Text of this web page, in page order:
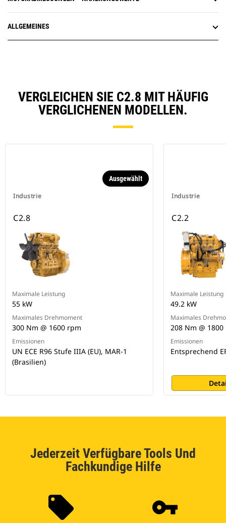
ALLGEMEINES
VERGLEICHEN SIE C2.8 MIT HÄUFIG
VERGLICHENEN MODELLEN.
Industrie
Ausgewählt
C2.8
Maximale Leistung
55 kW
Maximales Drehmoment
300 Nm @ 1600 rpm
Emissionen
UN ECE R96 Stufe IIIA (EU), MAR-1
(Brasilien)
Industrie
C2.2
Maximale Leistung
49.2 kW
Maximales
208 Nm @
Emissionen
Entsprechend
Jederzeit Verfügbare Tools Und
Fachkundige Hilfe